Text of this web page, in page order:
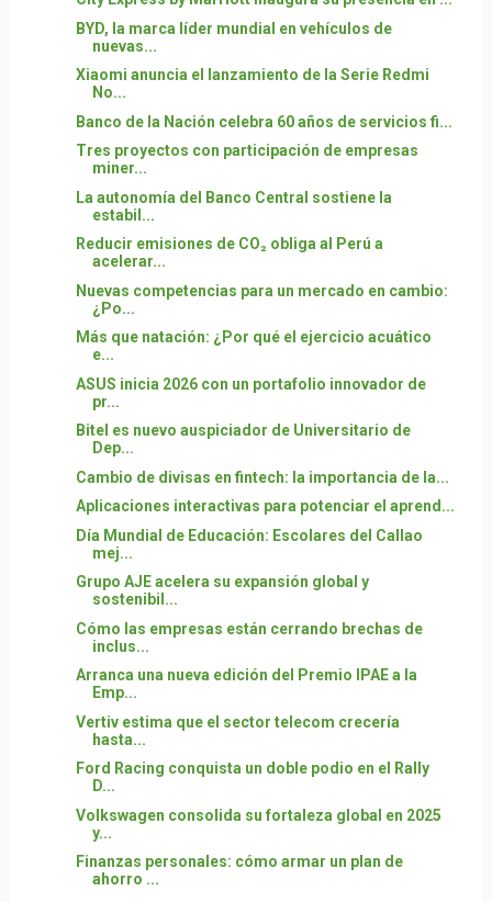
BYD, la marca líder mundial en vehículos de
nuevas...
Xiaomi anuncia el lanzamiento de la Serie Redmi
No...
Banco de la Nación celebra 60 años de servicios fi...
Tres proyectos con participación de empresas
miner...
La autonomía del Banco Central sostiene la
estabil...
Reducir emisiones de CO₂ obliga al Perú a
acelerar...
Nuevas competencias para un mercado en cambio:
¿Po...
Más que natación: ¿Por qué el ejercicio acuático
e...
ASUS inicia 2026 con un portafolio innovador de
pr...
Bitel es nuevo auspiciador de Universitario de
Dep...
Cambio de divisas en fintech: la importancia de la...
Aplicaciones interactivas para potenciar el aprend...
Día Mundial de Educación: Escolares del Callao
mej...
Grupo AJE acelera su expansión global y
sostenibil...
Cómo las empresas están cerrando brechas de
inclus...
Arranca una nueva edición del Premio IPAE a la
Emp...
Vertiv estima que el sector telecom crecería
hasta...
Ford Racing conquista un doble podio en el Rally
D...
Volkswagen consolida su fortaleza global en 2025
y...
Finanzas personales: cómo armar un plan de
ahorro ...